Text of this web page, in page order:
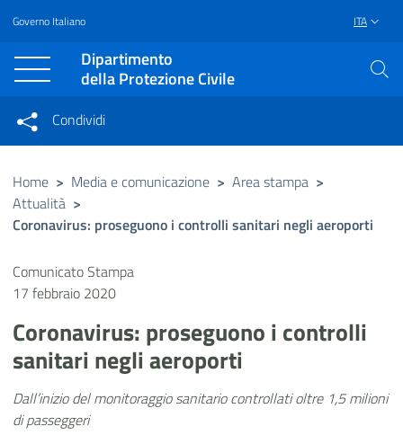
Vai al contenuto principale
Raggiungi il piè di pagina
Governo Italiano ITA
Dipartimento
della Protezione Civile
Condividi su Facebook
Condividi su Twitter
Condividi
Condividi sui social network
Home > Media e comunicazione > Area stampa >
Attualità >
Coronavirus: proseguono i controlli sanitari negli aeroporti
Comunicato Stampa
17 febbraio 2020
Coronavirus: proseguono i controlli
sanitari negli aeroporti
Dall’inizio del monitoraggio sanitario controllati oltre 1,5 milioni
di passeggeri